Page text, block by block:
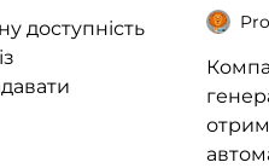
доступність